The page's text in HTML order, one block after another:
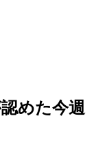
めた今週